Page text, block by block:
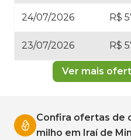
24/07/2026 R$
23/07/2026 R$
Ver mais
Confira ofertas de
milho em Iraí de